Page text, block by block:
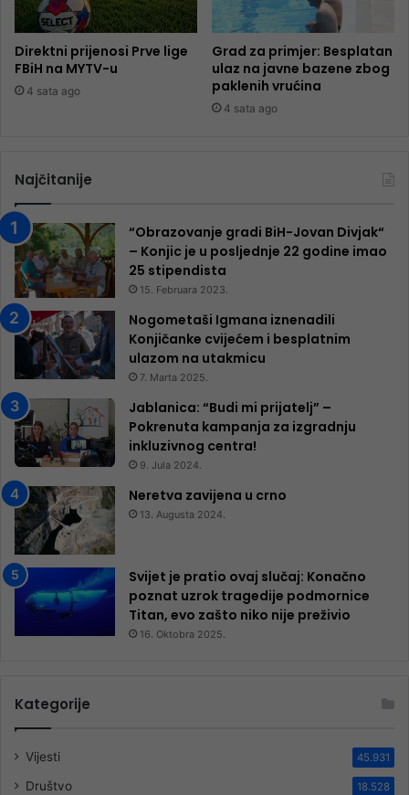
Direktni prijenosi Prve lige
FBiH na MYTV-u
4 sata ago
Grad za primjer: Besplatan
ulaz na javne bazene zbog
paklenih vrućina
4 sata ago
Najčitanije
“Obrazovanje gradi BiH-Jovan Divjak“
– Konjic je u posljednje 22 godine imao
25 ​​stipendista
15. Februara 2023.
Nogometaši Igmana iznenadili
Konjičanke cvijećem i besplatnim
ulazom na utakmicu
7. Marta 2025.
Jablanica: “Budi mi prijatelj” –
Pokrenuta kampanja za izgradnju
inkluzivnog centra!
9. Jula 2024.
Neretva zavijena u crno
13. Augusta 2024.
Svijet je pratio ovaj slučaj: Konačno
poznat uzrok tragedije podmornice
Titan, evo zašto niko nije preživio
16. Oktobra 2025.
Kategorije
Vijesti 45.931
Društvo 18.528